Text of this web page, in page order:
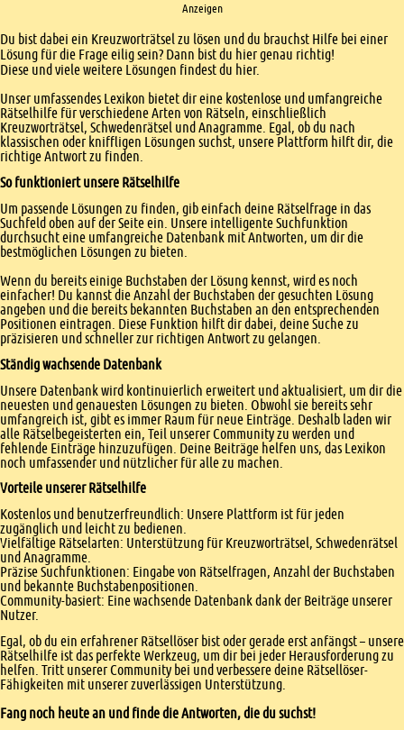
Anzeigen
Einleitung
Du bist dabei ein Kreuzworträtsel zu lösen und du brauchst Hilfe bei einer
Lösung für die Frage eilig sein? Dann bist du hier genau richtig!
Diese und viele weitere Lösungen findest du hier.
Unser umfassendes Lexikon bietet dir eine kostenlose und umfangreiche
Rätselhilfe für verschiedene Arten von Rätseln, einschließlich
Kreuzworträtsel, Schwedenrätsel und Anagramme. Egal, ob du nach
klassischen oder kniffligen Lösungen suchst, unsere Plattform hilft dir, die
richtige Antwort zu finden.
So funktioniert unsere Rätselhilfe
Um passende Lösungen zu finden, gib einfach deine Rätselfrage in das
Suchfeld oben auf der Seite ein. Unsere intelligente Suchfunktion
durchsucht eine umfangreiche Datenbank mit Antworten, um dir die
bestmöglichen Lösungen zu bieten.
Wenn du bereits einige Buchstaben der Lösung kennst, wird es noch
einfacher! Du kannst die Anzahl der Buchstaben der gesuchten Lösung
angeben und die bereits bekannten Buchstaben an den entsprechenden
Positionen eintragen. Diese Funktion hilft dir dabei, deine Suche zu
präzisieren und schneller zur richtigen Antwort zu gelangen.
Ständig wachsende Datenbank
Unsere Datenbank wird kontinuierlich erweitert und aktualisiert, um dir die
neuesten und genauesten Lösungen zu bieten. Obwohl sie bereits sehr
umfangreich ist, gibt es immer Raum für neue Einträge. Deshalb laden wir
alle Rätselbegeisterten ein, Teil unserer Community zu werden und
fehlende Einträge hinzuzufügen. Deine Beiträge helfen uns, das Lexikon
noch umfassender und nützlicher für alle zu machen.
Vorteile unserer Rätselhilfe
Kostenlos und benutzerfreundlich: Unsere Plattform ist für jeden
zugänglich und leicht zu bedienen.
Vielfältige Rätselarten: Unterstützung für Kreuzworträtsel, Schwedenrätsel
und Anagramme.
Präzise Suchfunktionen: Eingabe von Rätselfragen, Anzahl der Buchstaben
und bekannte Buchstabenpositionen.
Community-basiert: Eine wachsende Datenbank dank der Beiträge unserer
Nutzer.
Egal, ob du ein erfahrener Rätsellöser bist oder gerade erst anfängst – unsere
Rätselhilfe ist das perfekte Werkzeug, um dir bei jeder Herausforderung zu
helfen. Tritt unserer Community bei und verbessere deine Rätsellöser-
Fähigkeiten mit unserer zuverlässigen Unterstützung.
Fang noch heute an und finde die Antworten, die du suchst!